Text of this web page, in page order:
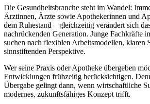
Die Gesundheitsbranche steht im Wandel:
Ärztinnen, Ärzte sowie Apothekerinnen und
dem Ruhestand – gleichzeitig verändert sich
nachrückenden Generation. Junge Fachkräfte
suchen nach flexiblen Arbeitsmodellen, klaren
sinnstiftenden Perspektive.
Wer seine Praxis oder Apotheke übergeben
Entwicklungen frühzeitig berücksichtigen.
Übergabe gelingt dann, wenn wirtschaftliche
modernes, zukunftsfähiges Konzept trifft.